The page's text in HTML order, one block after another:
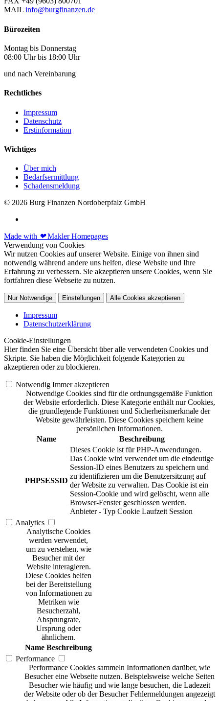
MAIL info@burgfinanzen.de
Bürozeiten
Montag bis Donnerstag
08:00 Uhr bis 18:00 Uhr
und nach Vereinbarung
Rechtliches
Impressum
Datenschutz
Erstinformation
Wichtiges
Über mich
Bedarfsermittlung
Schadensmeldung
© 2026 Burg Finanzen Nordoberpfalz GmbH
Made with ❤Makler Homepages
Verwendung von Cookies
Wir nutzen Cookies auf unserer Website. Einige von ihnen sind
notwendig während andere uns helfen, diese Website und Ihre
Erfahrung zu verbessern. Sie akzeptieren unsere Cookies, wenn Sie
fortfahren diese Webseite zu nutzen.
Nur Notwendige Einstellungen Alle Cookies akzeptieren
Impressum
Datenschutzerklärung
Cookie-Einstellungen
Hier finden Sie eine Übersicht über alle verwendeten Cookies und
Skripte. Sie haben die Möglichkeit folgende Kategorien zu
akzeptieren oder zu blockieren.
Notwendig Immer akzeptieren
Notwendige Cookies sind für die ordnungsgemäße Funktion
der Website erforderlich. Diese Kategorie enthält nur Cookies,
die grundlegende Funktionen und Sicherheitsmerkmale der
Website gewährleisten. Diese Cookies speichern keine
persönlichen Informationen.
Name
Beschreibung
PHPSESSID
Dieses Cookie ist für PHP-Anwendungen.
Das Cookie wird verwendet um die eindeutige
Session-ID eines Benutzers zu speichern und
zu identifizieren um die Benutzersitzung auf
der Website zu verwalten. Das Cookie ist ein
Session-Cookie und wird gelöscht, wenn alle
Browser-Fenster geschlossen werden.
Anbieter - Typ Cookie Laufzeit Session
Analytics
Analytische Cookies
werden verwendet,
um zu verstehen, wie
Besucher mit der
Website interagieren.
Diese Cookies helfen
bei der Bereitstellung
von Informationen zu
Metriken wie
Besucherzahl,
Absprungrate,
Ursprung oder
ähnlichem.
Name Beschreibung
Performance
Performance Cookies sammeln Informationen darüber, wie
Besucher eine Webseite nutzen. Beispielsweise welche Seiten
Besucher wie häufig und wie lange besuchen, die Ladezeit
der Website oder ob der Besucher Fehlermeldungen angezeigt